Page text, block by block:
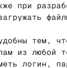
при
тем,
из любой
логин,